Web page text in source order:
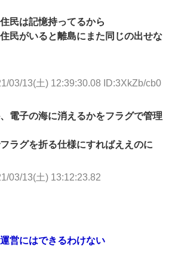
民は記憶持ってるから
民がいると離島にまた同じの出せな
03/13(土) 12:39:30.08 ID:3XkZb/cb0
電子の海に消えるかをフラグで管理
ラグを折る仕様にすればええのに
03/13(土) 13:12:23.82
営にはできるわけない